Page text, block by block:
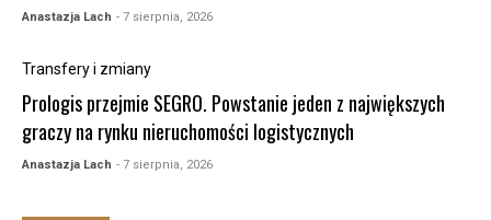
Anastazja Lach - 7 sierpnia, 2026
Transfery i zmiany
Prologis przejmie SEGRO. Powstanie jeden z największych
graczy na rynku nieruchomości logistycznych
Anastazja Lach - 7 sierpnia, 2026